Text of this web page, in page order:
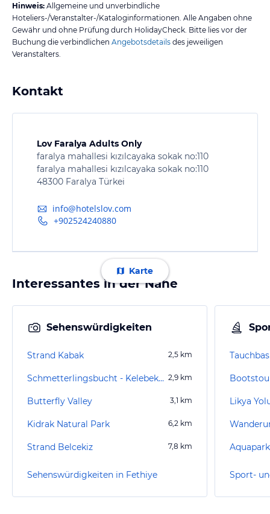
Hinweis: Allgemeine und unverbindliche
Hoteliers-/Veranstalter-/Kataloginformationen. Alle Angaben ohne
Gewähr und ohne Prüfung durch HolidayCheck. Bitte lies vor der
Buchung die verbindlichen Angebotsdetails des jeweiligen
Veranstalters.
Kontakt
Lov Faralya Adults Only
faralya mahallesi kızılcayaka sokak no:110
faralya mahallesi kızılcayaka sokak no:110
48300 Faralya Türkei
info@hotelslov.com
+902524240880
Karte
Interessantes in der Nähe
Sehenswürdigkeiten
Strand Kabak 2,5 km
Schmetterlingsbucht - Kelebekler Vadisi 2,9 km
Butterfly Valley 3,1 km
Kidrak Natural Park 6,2 km
Strand Belcekiz 7,8 km
Sehenswürdigkeiten in Fethiye
Likya
Sport-